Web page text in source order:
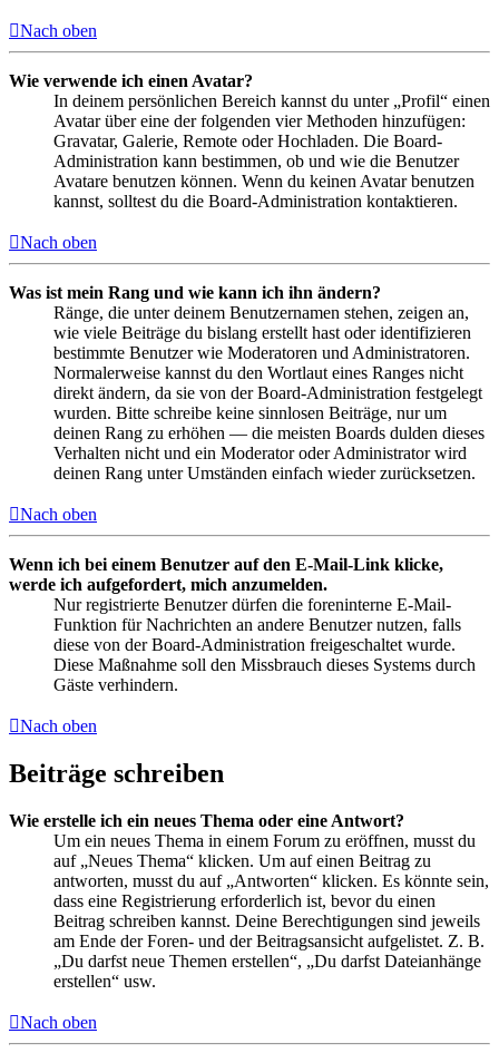
Nach oben
Wie verwende ich einen Avatar?
In deinem persönlichen Bereich kannst du unter „Profil“ einen
Avatar über eine der folgenden vier Methoden hinzufügen:
Gravatar, Galerie, Remote oder Hochladen. Die Board-
Administration kann bestimmen, ob und wie die Benutzer
Avatare benutzen können. Wenn du keinen Avatar benutzen
kannst, solltest du die Board-Administration kontaktieren.
Nach oben
Was ist mein Rang und wie kann ich ihn ändern?
Ränge, die unter deinem Benutzernamen stehen, zeigen an,
wie viele Beiträge du bislang erstellt hast oder identifizieren
bestimmte Benutzer wie Moderatoren und Administratoren.
Normalerweise kannst du den Wortlaut eines Ranges nicht
direkt ändern, da sie von der Board-Administration festgelegt
wurden. Bitte schreibe keine sinnlosen Beiträge, nur um
deinen Rang zu erhöhen — die meisten Boards dulden dieses
Verhalten nicht und ein Moderator oder Administrator wird
deinen Rang unter Umständen einfach wieder zurücksetzen.
Nach oben
Wenn ich bei einem Benutzer auf den E-Mail-Link klicke,
werde ich aufgefordert, mich anzumelden.
Nur registrierte Benutzer dürfen die foreninterne E-Mail-
Funktion für Nachrichten an andere Benutzer nutzen, falls
diese von der Board-Administration freigeschaltet wurde.
Diese Maßnahme soll den Missbrauch dieses Systems durch
Gäste verhindern.
Nach oben
Beiträge schreiben
Wie erstelle ich ein neues Thema oder eine Antwort?
Um ein neues Thema in einem Forum zu eröffnen, musst du
auf „Neues Thema“ klicken. Um auf einen Beitrag zu
antworten, musst du auf „Antworten“ klicken. Es könnte sein,
dass eine Registrierung erforderlich ist, bevor du einen
Beitrag schreiben kannst. Deine Berechtigungen sind jeweils
am Ende der Foren- und der Beitragsansicht aufgelistet. Z. B.
„Du darfst neue Themen erstellen“, „Du darfst Dateianhänge
erstellen“ usw.
Nach oben